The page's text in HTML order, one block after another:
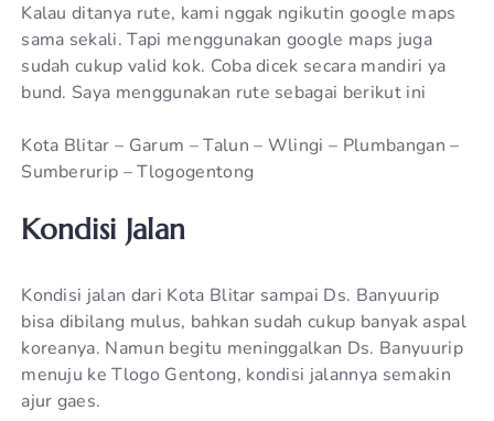
Kalau ditanya rute, kami nggak ngikutin google maps
sama sekali. Tapi menggunakan google maps juga
sudah cukup valid kok. Coba dicek secara mandiri ya
bund. Saya menggunakan rute sebagai berikut ini
Kota Blitar – Garum – Talun – Wlingi – Plumbangan –
Sumberurip – Tlogogentong
Kondisi Jalan
Kondisi jalan dari Kota Blitar sampai Ds. Banyuurip
bisa dibilang mulus, bahkan sudah cukup banyak aspal
koreanya. Namun begitu meninggalkan Ds. Banyuurip
menuju ke Tlogo Gentong, kondisi jalannya semakin
ajur gaes.